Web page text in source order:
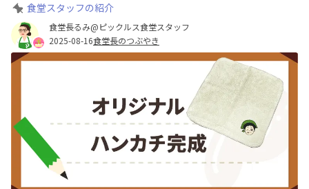
食堂スタッフの紹介
食堂長るみ@ピックルス食堂スタッフ
2025-08-16食堂長のつぶやき